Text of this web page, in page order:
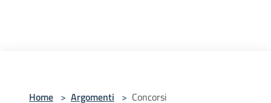
Home > Argomenti > Concorsi